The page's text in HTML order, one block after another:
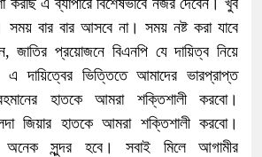
সময় বার বার আসবে না। সময় নষ্ট করা যাবে
জাতির প্রয়োজনে বিএনপি যে দায়িত্ব নিয়ে
এ দায়িত্বের ভিত্তিতে আমাদের ভারপ্রাপ্ত
হাতকে আমরা শক্তিশালী করবো।
জিয়ার হাতকে আমরা শক্তিশালী করবো।
অনেক সুন্দর হবে। সবাই মিলে আগামীর